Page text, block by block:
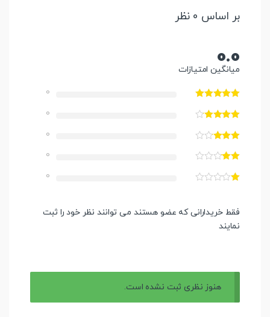
بر اساس 0 نظر
0.0
میانگین امتیازات
0
0
0
0
0
فقط خریدارانی که عضو هستند می توانند نظر خود را ثبت
نمایند
هنوز نظری ثبت نشده است.